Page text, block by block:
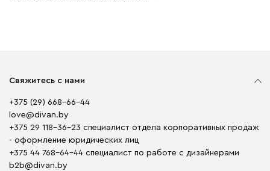
Свяжитесь с нами
+375 (29) 668-66-44
love@divan.by
+375 29 118-36-23 специалист отдела корпоративных продаж
- оформление юридических лиц
+375 44 768-64-44 специалист по работе с дизайнерами
b2b@divan.by